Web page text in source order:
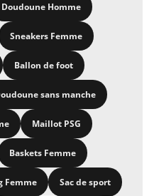
Doudoune Homme
Sneakers Femme
Ballon de foot
sans manche
Maillot PSG
Baskets Femme
Femme Sac de sport